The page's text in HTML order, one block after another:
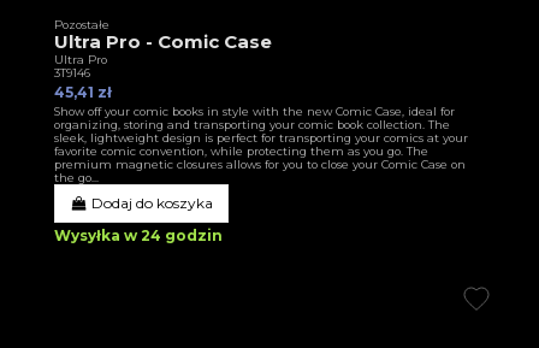
Pozostałe
Ultra Pro - Comic Case
Ultra Pro
3T9146
45,41 zł
Show off your comic books in style with the new Comic Case, ideal for
organizing, storing and transporting your comic book collection. The
sleek, lightweight design is perfect for transporting your comics at your
favorite comic convention, while protecting them as you go. The
premium magnetic closures allows for you to close your Comic Case on
the go...
Dodaj do koszyka
Wysyłka w 24 godzin